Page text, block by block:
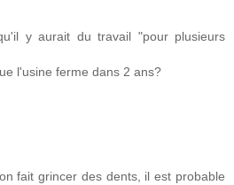
y aurait du travail "pour plusieurs
l'usine ferme dans 2 ans?
fait grincer des dents, il est probable